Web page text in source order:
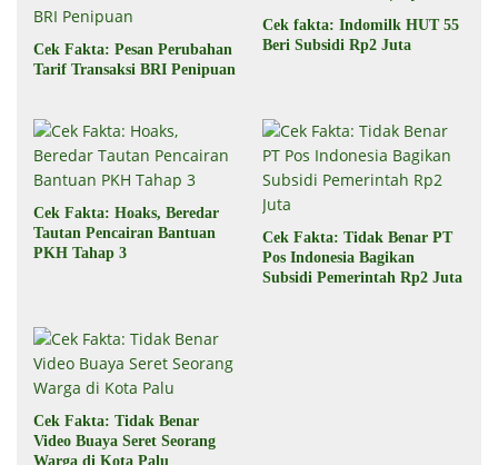
Cek Fakta: Pesan Perubahan
Tarif Transaksi BRI Penipuan
Cek fakta: Indomilk HUT 55
Beri Subsidi Rp2 Juta
Cek Fakta: Hoaks, Beredar
Tautan Pencairan Bantuan
PKH Tahap 3
Cek Fakta: Tidak Benar PT
Pos Indonesia Bagikan
Subsidi Pemerintah Rp2 Juta
Cek Fakta: Tidak Benar
Video Buaya Seret Seorang
Warga di Kota Palu